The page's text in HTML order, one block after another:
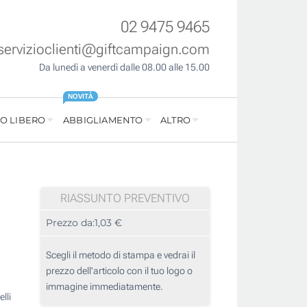
02 9475 9465
Da lunedì a venerdì dalle 08.00 alle 15.00
LIBERO ABBIGLIAMENTO
NOVITÀ
ALTRO
RIASSUNTO PREVENTIVO
Prezzo da:1,03 €
Scegli il metodo di stampa e vedrai il
prezzo dell'articolo con il tuo logo o
immagine immediatamente.